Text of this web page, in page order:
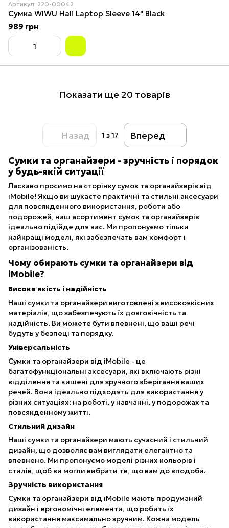
Артикул: 220-00042
Сумка WIWU Hali Laptop Sleeve 14" Black
989 грн
Показати ще 20 товарів
Назад 1 з 17 Вперед
Сумки та органайзери - зручність і порядок
у будь-якій ситуації
Ласкаво просимо на сторінку сумок та органайзерів від
iMobile! Якщо ви шукаєте практичні та стильні аксесуари
для повсякденного використання, роботи або
подорожей, наш асортимент сумок та органайзерів
ідеально підійде для вас. Ми пропонуємо тільки
найкращі моделі, які забезпечать вам комфорт і
організованість.
Чому обирають сумки та органайзери від
iMobile?
Висока якість і надійність
Наші сумки та органайзери виготовлені з високоякісних
матеріалів, що забезпечують їх довговічність та
надійність. Ви можете бути впевнені, що ваші речі
будуть у безпеці та порядку.
Універсальність
Сумки та органайзери від iMobile - це
багатофункціональні аксесуари, які включають різні
відділення та кишені для зручного зберігання ваших
речей. Вони ідеально підходять для використання у
різних ситуаціях: на роботі, у навчанні, у подорожах та
повсякденному житті.
Стильний дизайн
Наші сумки та органайзери мають сучасний і стильний
дизайн, що дозволяє вам виглядати елегантно та
впевнено. Ми пропонуємо моделі різних кольорів і
стилів, щоб ви могли вибрати те, що вам до вподоби.
Зручність використання
Сумки та органайзери від iMobile мають продуманий
дизайн і ергономічні елементи, що робить їх
використання максимально зручним. Кожна модель